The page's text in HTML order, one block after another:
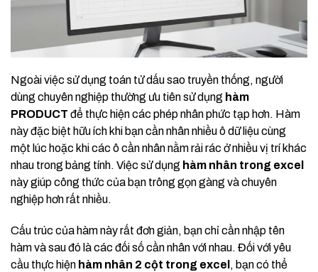
Ngoài việc sử dụng toán tử dấu sao truyền thống, người
dùng chuyên nghiệp thường ưu tiên sử dụng hàm
PRODUCT để thực hiện các phép nhân phức tạp hơn. Hàm
này đặc biệt hữu ích khi bạn cần nhân nhiều ô dữ liệu cùng
một lúc hoặc khi các ô cần nhân nằm rải rác ở nhiều vị trí khác
nhau trong bảng tính. Việc sử dụng hàm nhân trong excel
này giúp công thức của bạn trông gọn gàng và chuyên
nghiệp hơn rất nhiều.
Cấu trúc của hàm này rất đơn giản, bạn chỉ cần nhập tên
hàm và sau đó là các đối số cần nhân với nhau. Đối với yêu
cầu thực hiện hàm nhân 2 cột trong excel , bạn có thể